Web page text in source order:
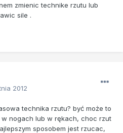
zmienic technike rzutu lub
sile .
2012
technika rzutu? być może to
w nogach lub w rękach, choc rzut
sposobem jest rzucac,